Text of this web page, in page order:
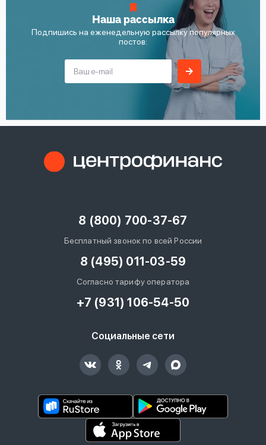
Наша рассылка
Подпишись на еженедельную рассылку популярных
постов:
8 (800) 700-37-67
Бесплатный звонок по всей России
8 (495) 011-03-59
Согласно тарифу оператора
+7 (931) 106-54-50
Социальные сети